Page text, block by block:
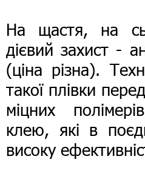
На щастя, на
дієвий захист -
(ціна різна).
такої плівки
міцних
клею, які в
високу